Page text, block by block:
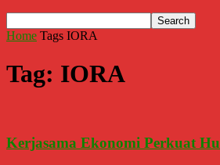
Home Tags IORA
Tag: IORA
Kerjasama Ekonomi Perkuat